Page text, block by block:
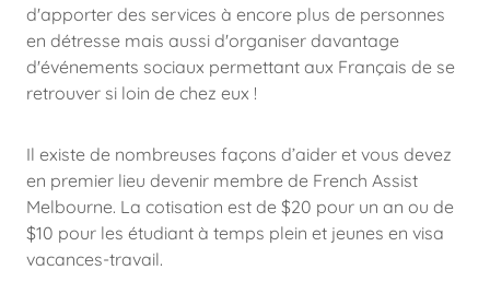
d'apporter des services à encore plus de personnes
en détresse mais aussi d'organiser davantage
d'événements sociaux permettant aux Français de se
retrouver si loin de chez eux !
Il existe de nombreuses façons d’aider et vous devez
en premier lieu devenir membre de French Assist
Melbourne. La cotisation est de $20 pour un an ou de
$10 pour les étudiant à temps plein et jeunes en visa
vacances-travail.